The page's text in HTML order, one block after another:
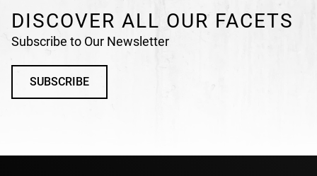
DISCOVER ALL OUR FACETS
Subscribe to Our Newsletter
SUBSCRIBE